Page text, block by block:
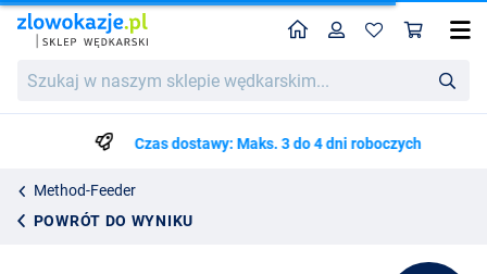
w
wędkarskim...
HomeProfil
Czas dostawy: Maks. 3 do 4 dni roboczych
Method-Feeder
POWRÓT DO WYNIKU
Ultimate Method Feeder Mould
22.75
4.99